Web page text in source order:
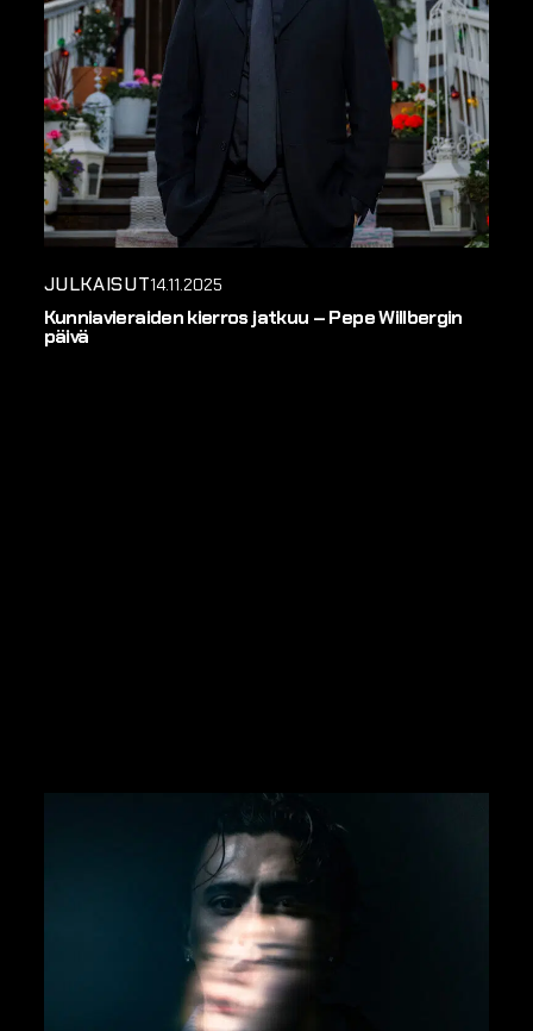
JULKAISUT14.11.2025
Kunniavieraiden kierros jatkuu – Pepe Willbergin
päivä